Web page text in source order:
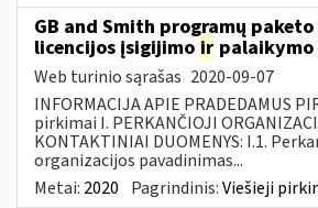
GB and Smith programų
licencijos įsigijimo ir palaikymo
Web turinio sąrašas 2020-09-07
INFORMACIJA APIE PRADEDAMUS
pirkimai I. PERKANČIOJI
KONTAKTINIAI DUOMENYS: I.1.
organizacijos pavadinimas...
Metai: 2020 Pagrindinis:Viešieji